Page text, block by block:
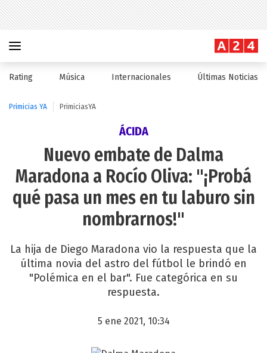
Rating Música Internacionales Últimas Noticias
Primicias YA PrimiciasYA
ÁCIDA
Nuevo embate de Dalma
Maradona a Rocío Oliva: "¡Probá
qué pasa un mes en tu laburo sin
nombrarnos!"
La hija de Diego Maradona vio la respuesta que la
última novia del astro del fútbol le brindó en
"Polémica en el bar". Fue categórica en su
respuesta.
5 ene 2021, 10:34